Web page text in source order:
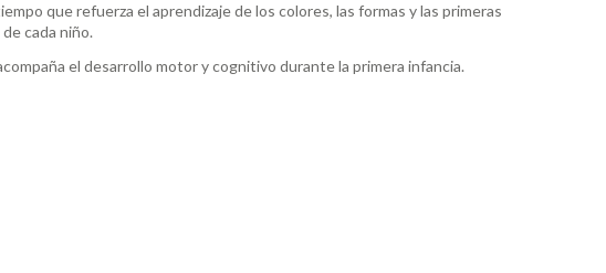
que refuerza el aprendizaje de los colores, las formas y las primeras
cada niño.
el desarrollo motor y cognitivo durante la primera infancia.